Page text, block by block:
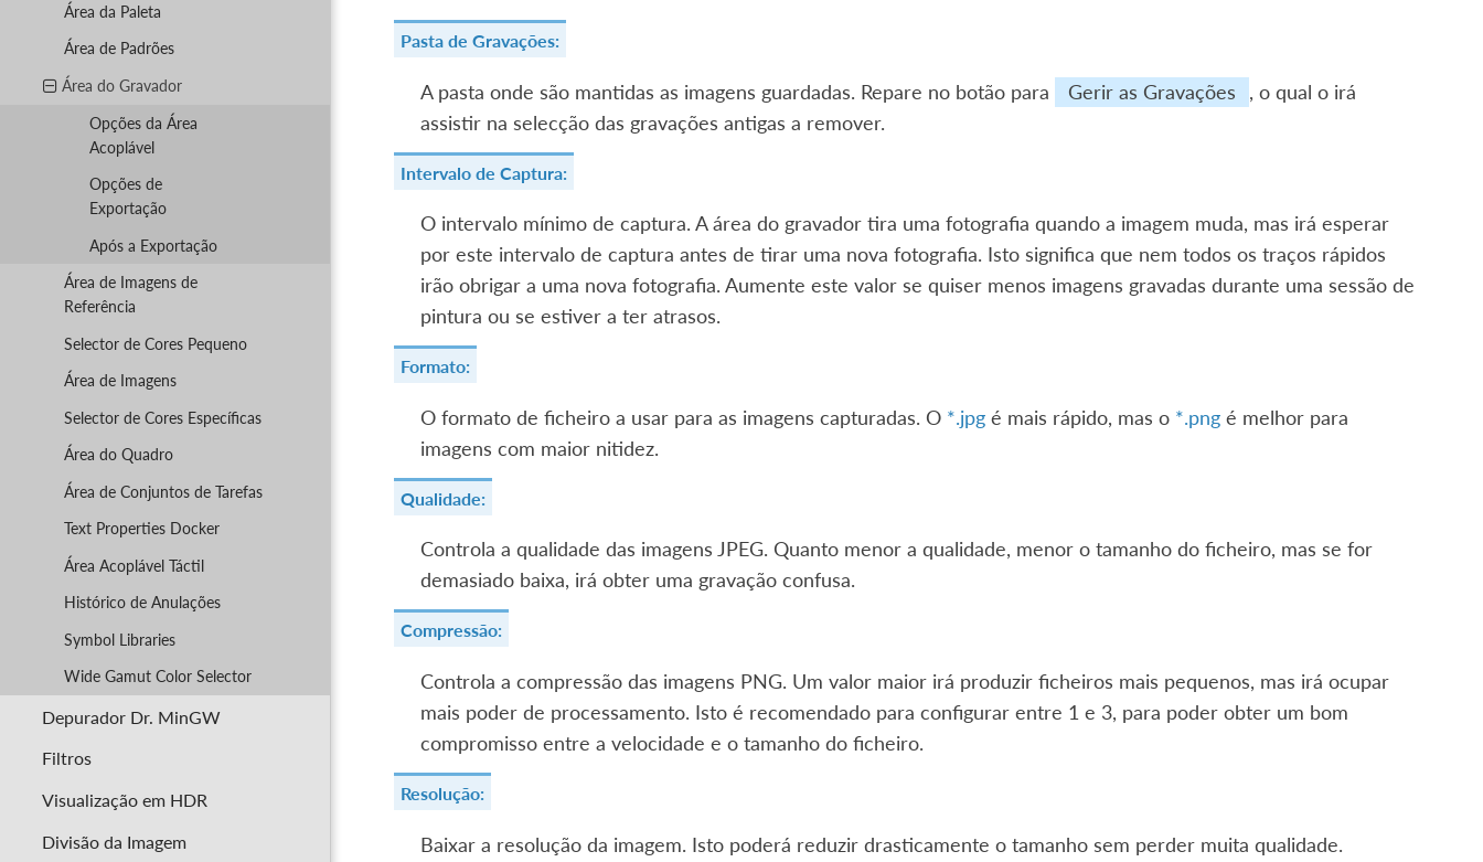
Área da Paleta
Área de Padrões
Área do Gravador
Opções da Área
Acoplável
Opções de
Exportação
Após a Exportação
Área de Imagens de
Referência
Selector de Cores Pequeno
Área de Imagens
Selector de Cores Específicas
Área do Quadro
Área de Conjuntos de Tarefas
Text Properties Docker
Área Acoplável Táctil
Histórico de Anulações
Symbol Libraries
Wide Gamut Color Selector
Depurador Dr. MinGW
Filtros
Visualização em HDR
Divisão da Imagem
Pasta de Gravações:
A pasta onde são mantidas as imagens guardadas. Repare no botão para Gerir as Gravações
, o qual o irá
assistir na selecção das gravações antigas a remover.
Intervalo de Captura:
O intervalo mínimo de captura. A área do gravador tira uma fotografia quando a imagem muda, mas irá esperar
por este intervalo de captura antes de tirar uma nova fotografia. Isto significa que nem todos os traços rápidos
irão obrigar a uma nova fotografia. Aumente este valor se quiser menos imagens gravadas durante uma sessão de
pintura ou se estiver a ter atrasos.
Formato:
O formato de ficheiro a usar para as imagens capturadas. O *.jpgé mais rápido, mas o *.pngé melhor para
imagens com maior nitidez.
Qualidade:
Controla a qualidade das imagens JPEG. Quanto menor a qualidade, menor o tamanho do ficheiro, mas se for
demasiado baixa, irá obter uma gravação confusa.
Compressão:
Controla a compressão das imagens PNG. Um valor maior irá produzir ficheiros mais pequenos, mas irá ocupar
mais poder de processamento. Isto é recomendado para configurar entre 1 e 3, para poder obter um bom
compromisso entre a velocidade e o tamanho do ficheiro.
Resolução:
Baixar a resolução da imagem. Isto poderá reduzir drasticamente o tamanho sem perder muita qualidade.